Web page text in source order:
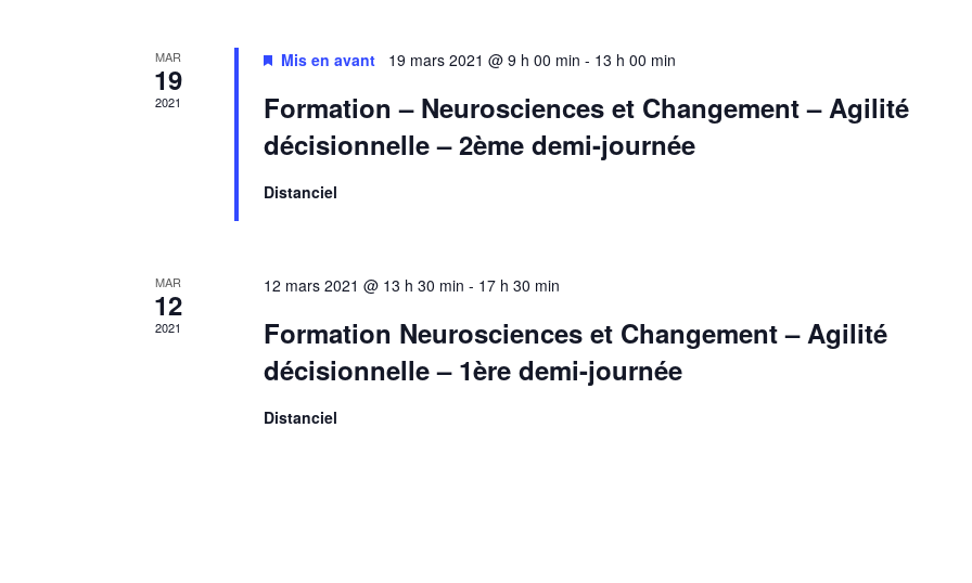
MAR
19
2021
Mis en avant 19 mars 2021 @ 9 h 00 min - 13 h 00 min
Formation – Neurosciences et Changement – Agilité
décisionnelle – 2ème demi-journée
Distanciel
MAR
12
2021
12 mars 2021 @ 13 h 30 min - 17 h 30 min
Formation Neurosciences et Changement – Agilité
décisionnelle – 1ère demi-journée
Distanciel